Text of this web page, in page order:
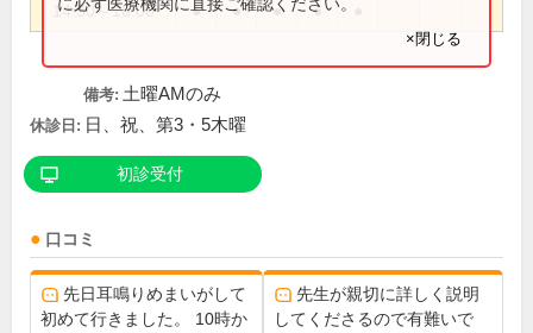
14:30～18:00 ● ● ● ●
×閉じる
備考: 土曜AMのみ
休診日: 日、祝、第3・5木曜
初診受付
口コミ
先日耳鳴りめまいがして
初めて行きました。 10時か
先生が親切に詳しく説明
してくださるので有難いで